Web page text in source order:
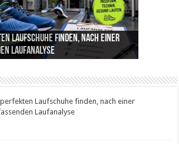
Laufschuhe finden, nach einer
Laufanalyse
Bikes: Indoor-Training mit
und Vertrauen
(IUI): Ablauf, Erfolgschancen und
Medizin: Wie es Schmerzen, Stress
Alltag beeinflusst
Tipps für mehr
Alltag
Laufschuhe finden, nach einer
Laufanalyse